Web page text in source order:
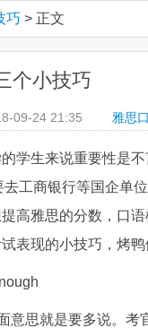
巧 > 正文
个小技巧
09-24 21:35 雅思
学生来说重要性是
工商银行等国企单
高雅思的分数，口
表现的小技巧，烤
意思就是要多说。